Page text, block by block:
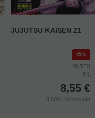
AGOTADO
JUJUTSU KAISEN 21
5%
ANTES
9 €
8,55 €
4.00% IVA incluido